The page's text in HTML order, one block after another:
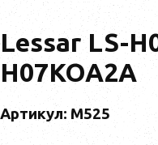
Lessar LS-
H07KOA2A
Артикул: M525